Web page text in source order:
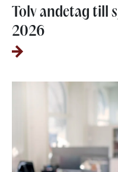
Tolv andetag till
2026